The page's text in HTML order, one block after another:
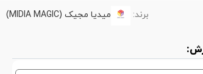
برند: میدیا مجیک (MIDIA MAGIC)